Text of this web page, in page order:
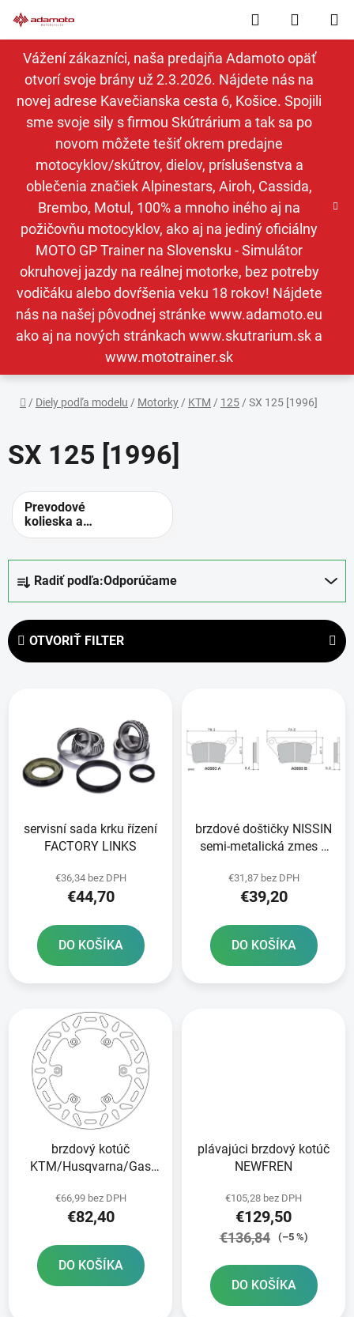
na
obsah
Vážení zákazníci, naša predajňa Adamoto opäť
otvorí svoje brány už 2.3.2026. Nájdete nás na
novej adrese Kavečianska cesta 6, Košice. Spojili
sme svoje sily s firmou Skútrárium a tak sa po
novom môžete tešiť okrem predajne
motocyklov/skútrov, dielov, príslušenstva a
oblečenia značiek Alpinestars, Airoh, Cassida,
Brembo, Motul, 100% a mnoho iného aj na
požičovňu motocyklov, ako aj na jediný oficiálny
MOTO GP Trainer na Slovensku - Simulátor
okruhovej jazdy na reálnej motorke, bez potreby
vodičáku alebo dovŕšenia veku 18 rokov! Nájdete
nás na našej pôvodnej stránke www.adamoto.eu
ako aj na nových stránkach www.skutrarium.sk a
www.mototrainer.sk
Hľadať
KOŠÍK
Domov
/ Diely podľa modelu / Motorky / KTM / 125 / SX 125 [1996]
SX 125 [1996]
Prevodové
kolieska a
rozety -
prevody
e
n
Radiť podľa:Odporúčame
OTVORIŤ FILTER
servisní sada krku řízení
FACTORY LINKS
€36,34 bez DPH
€44,70
DO KOŠÍKA
brzdové doštičky NISSIN
semi-metalická zmes 2
€31,87 bez DPH
€39,20
DO KOŠÍKA
brzdový kotúč
KTM/Husqvarna/Gas
€66,99 bez DPH
€82,40
DO KOŠÍKA
plávajúci brzdový kotúč
NEWFREN
€105,28 bez DPH
€129,50
€136,84 (–5 %)
DO KOŠÍKA